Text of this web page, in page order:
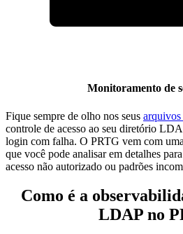
Monitoramento de
Fique sempre de olho nos seus
controle de acesso ao seu diretório
login com falha. O PRTG vem com
que você pode analisar em detalhes
acesso não autorizado ou padrões
Como é a
LDAP no